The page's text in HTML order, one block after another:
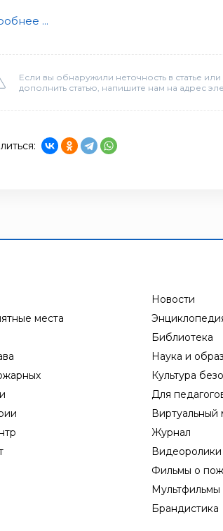
...
Если вы обнаружили неточность в статье
дополнить статью, напишите нам на адрес
места
Новости
Библиотека
Наука и
Культура
Для
Виртуальный
Журнал
Видеоролики
Фильмы о
Брандистика